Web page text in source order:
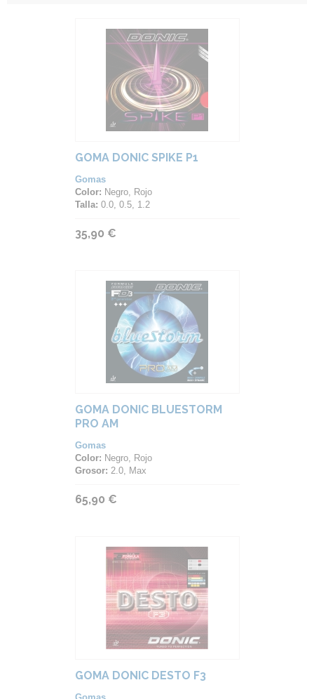
GOMA DONIC SPIKE P1
Gomas
Color: Negro, Rojo
Talla: 0.0, 0.5, 1.2
35,90 €
GOMA DONIC BLUESTORM
PRO AM
Gomas
Color: Negro, Rojo
Grosor: 2.0, Max
65,90 €
GOMA DONIC DESTO F3